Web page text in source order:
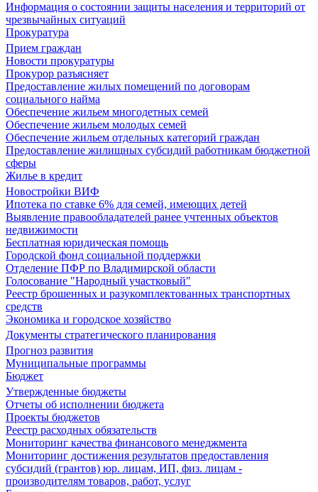
Информация о состоянии защиты населения и территорий от
чрезвычайных ситуаций
Прокуратура
Прием граждан
Новости прокуратуры
Прокурор разъясняет
Предоставление жилых помещений по договорам
социального найма
Обеспечение жильем многодетных семей
Обеспечение жильем молодых семей
Обеспечение жильем отдельных категорий граждан
Предоставление жилищных субсидий работникам бюджетной
сферы
Жилье в кредит
Новостройки ВИФ
Ипотека по ставке 6% для семей, имеющих детей
Выявление правообладателей ранее учтенных объектов
недвижимости
Бесплатная юридическая помощь
Городской фонд социальной поддержки
Отделение ПФР по Владимирской области
Голосование "Народный участковый"
Реестр брошенных и разукомплектованных транспортных
средств
Экономика и городское хозяйство
Документы стратегического планирования
Прогноз развития
Муниципальные программы
Бюджет
Утвержденные бюджеты
Отчеты об исполнении бюджета
Проекты бюджетов
Реестр расходных обязательств
Мониторинг качества финансового менеджмента
Мониторинг достижения результатов предоставления
субсидий (грантов) юр. лицам, ИП, физ. лицам -
производителям товаров, работ, услуг